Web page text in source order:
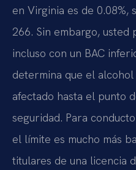
en Virginia es de 0.08%,
266. Sin embargo, usted
incluso con un BAC
determina que el
afectado hasta el punto
seguridad. Para
el límite es mucho más
titulares de una licencia